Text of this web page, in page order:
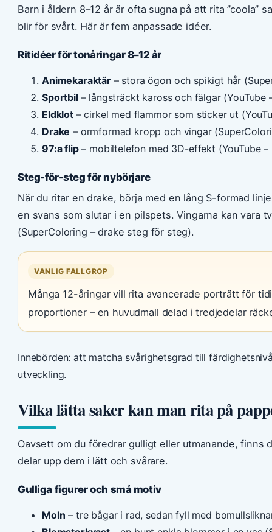
Barn i åldern 8–12 år är ofta sugna på att rita ”coola”
blir för svårt. Här är fem anpassade idéer.
Ritidéer för tonåringar 8–12 år
Animekaraktär– stora ögon och spikigt hår
Sportbil– långsträckt kaross och fälgar (YouTube
Eldklot– cirkel med flammor som sticker ut
Drake – ormformad kropp och vingar
97:a flip– mobiltelefon med 3D-effekt (YouTube
Steg-för-steg för nybörjare
När du ritar en drake, börja med en lång S-formad
en svans som slutar i en pilspets. Vingarna kan vara
(SuperColoring – drake steg för steg).
VANLIG FALLGROP
Många 12-åringar vill rita avancerade porträtt för
proportioner – en huvudmall delad i tredjedelar
Innebörden: att matcha svårighetsgrad till
utveckling.
Vilka lätta saker kan man rita på
Oavsett om du föredrar gulligt eller utmanande, finns
delar upp dem i lätt och svårare.
Gulliga figurer och små motiv
Moln – tre bågar i rad, sedan fyll med